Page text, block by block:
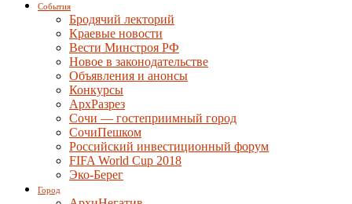
События
Бродячий лекторий
Краевые новости
Вести Минстроя РФ
Новое в законодательстве
Объявления и анонсы
Конкурсы
АрхРазрез
Сочи — гостеприимный город
СочиПешком
Российский инвестиционный форум
FIFA World Cup 2018
Эко-Берег
Город